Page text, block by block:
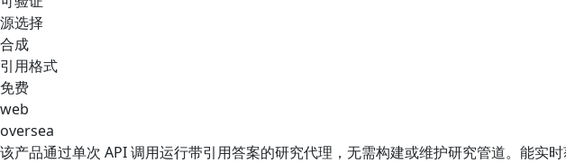
源选择
合成
引用格式
免费
web
oversea
该产品通过单次 API 调用运行带引用答案的研究代理，无需构建或维护研究管道。能实